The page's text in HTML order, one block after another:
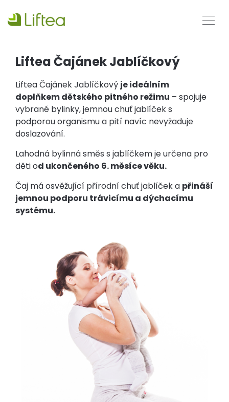
Liftea Čajánek Jablíčkový
Liftea Čajánek Jablíčkový je ideálním
doplňkem dětského pitného režimu – spojuje
vybrané bylinky, jemnou chuť jablíček s
podporou organismu a pití navíc nevyžaduje
doslazování.
Lahodná bylinná směs s jablíčkem je určena pro
děti od ukončeného 6. měsíce věku.
Čaj má osvěžující přírodní chuť jablíček a přináší
jemnou podporu trávicímu a dýchacímu
systému.